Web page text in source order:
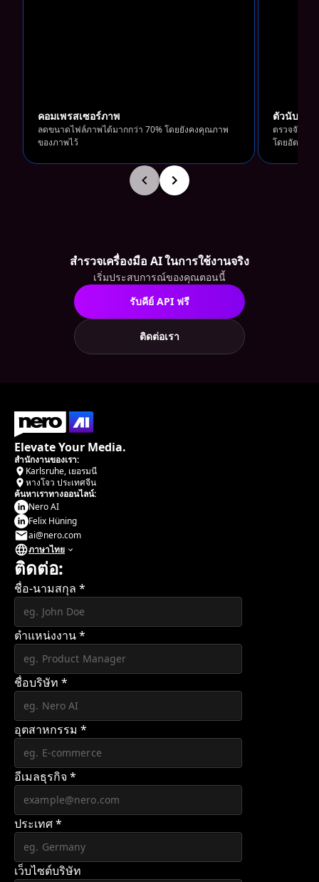
คอมเพรสเซอร์ภาพ
ลดขนาดไฟล์ภาพได้มากกว่า 70% โดยยังคงคุณภาพ
ของภาพไว้
อัปโหลดรูปภาพ
ลากและวางเพื่ออัปโหลดรูปภาพของคุณ
ตัวนับวัตถุ
ตรวจจับแล
โดยอัตโนมัติ
ลากแ
สํารวจเครื่องมือ AI ในการใช้งานจริง
เริ่มประสบการณ์ของคุณตอนนี้
รับคีย์ API ฟรี
ติดต่อเรา
Elevate Your Media.
สํานักงานของเรา:
Karlsruhe, เยอรมนี
หางโจว ประเทศจีน
ค้นหาเราทางออนไลน์:
Nero AI
Felix Hüning
ai@nero.com
ภาษาไทย
ติดต่อ:
ชื่อ-นามสกุล *
ตําแหน่งงาน*
ชื่อบริษัท *
อุตสาหกรรม *
อีเมลธุรกิจ *
ประเทศ*
เว็บไซต์บริษัท